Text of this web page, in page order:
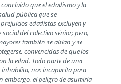
que el edadismo y la
pública que se
edadistas excluyen y
del colectivo sénior; pero,
también se aíslan y se
convencidas de que los
la edad. Todo parte de una
nos incapacita para
embargo, el peligro de asumirla